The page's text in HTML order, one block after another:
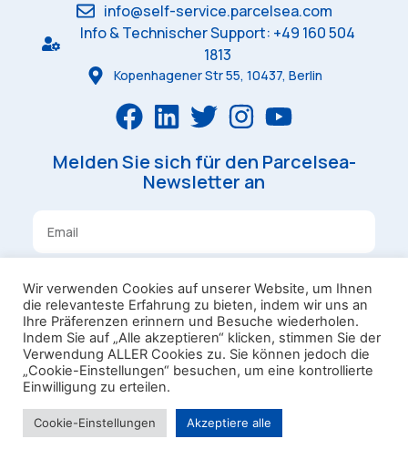
info@self-service.parcelsea.com
Info & Technischer Support: +49 160 504
1813
Kopenhagener Str 55, 10437, Berlin
Melden Sie sich für den Parcelsea-
Newsletter an
Anmelden
Bedingungen und Konditionen
Privatsphäre
Laundry Box
Omniva Campaign Rules
Parcelsea OÜ 2023
Wir verwenden Cookies auf unserer Website, um Ihnen
die relevanteste Erfahrung zu bieten, indem wir uns an
Ihre Präferenzen erinnern und Besuche wiederholen.
Indem Sie auf „Alle akzeptieren“ klicken, stimmen Sie der
Verwendung ALLER Cookies zu. Sie können jedoch die
„Cookie-Einstellungen“ besuchen, um eine kontrollierte
Einwilligung zu erteilen.
Cookie-Einstellungen Akzeptiere alle